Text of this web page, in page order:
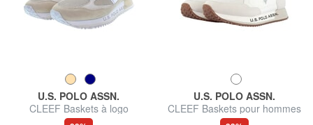
U.S. POLO ASSN.
CLEEF Baskets à logo
U.S. POLO ASSN.
CLEEF Baskets pour hommes